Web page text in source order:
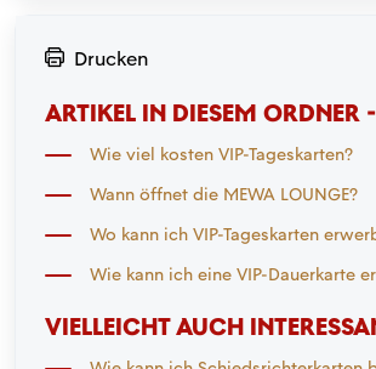
Drucken
ARTIKEL IN DIESEM ORDNER -
Wie viel kosten VIP-Tageskarten?
Wann öffnet die MEWA LOUNGE?
Wo kann ich VIP-Tageskarten
Wie kann ich eine VIP-Dauerkarte
VIELLEICHT AUCH